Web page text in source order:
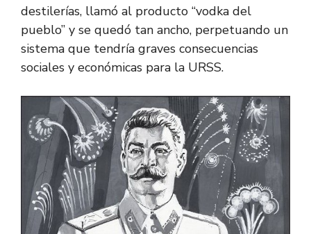
destilerías, llamó al producto “vodka del
pueblo” y se quedó tan ancho, perpetuando un
sistema que tendría graves consecuencias
sociales y económicas para la URSS.